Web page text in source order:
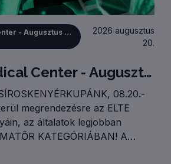
Lotusz Medical Center - Augusztus 20-i Zsíroskenyérkupa
2026 augusztus
20.
Lotusz Medical Center - Augusztus 20-i Zsíroskenyérkupa
08.20.-
megrendezésre az ELTE
az általatok legjobban
KATEGÓRIÁBAN! A